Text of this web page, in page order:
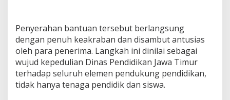
Penyerahan bantuan tersebut berlangsung
dengan penuh keakraban dan disambut antusias
oleh para penerima. Langkah ini dinilai sebagai
wujud kepedulian Dinas Pendidikan Jawa Timur
terhadap seluruh elemen pendukung pendidikan,
tidak hanya tenaga pendidik dan siswa.